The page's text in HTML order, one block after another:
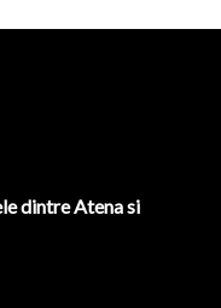
dintre Atena si